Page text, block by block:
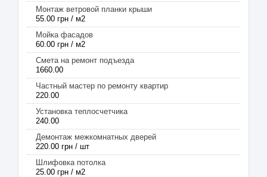
Монтаж ветровой планки крыши
55.00 грн / м2
Мойка фасадов
60.00 грн / м2
Смета на ремонт подъезда
1660.00
Частный мастер по ремонту квартир
220.00
Установка теплосчетчика
240.00
Демонтаж межкомнатных дверей
220.00 грн / шт
Шлифовка потолка
25.00 грн / м2